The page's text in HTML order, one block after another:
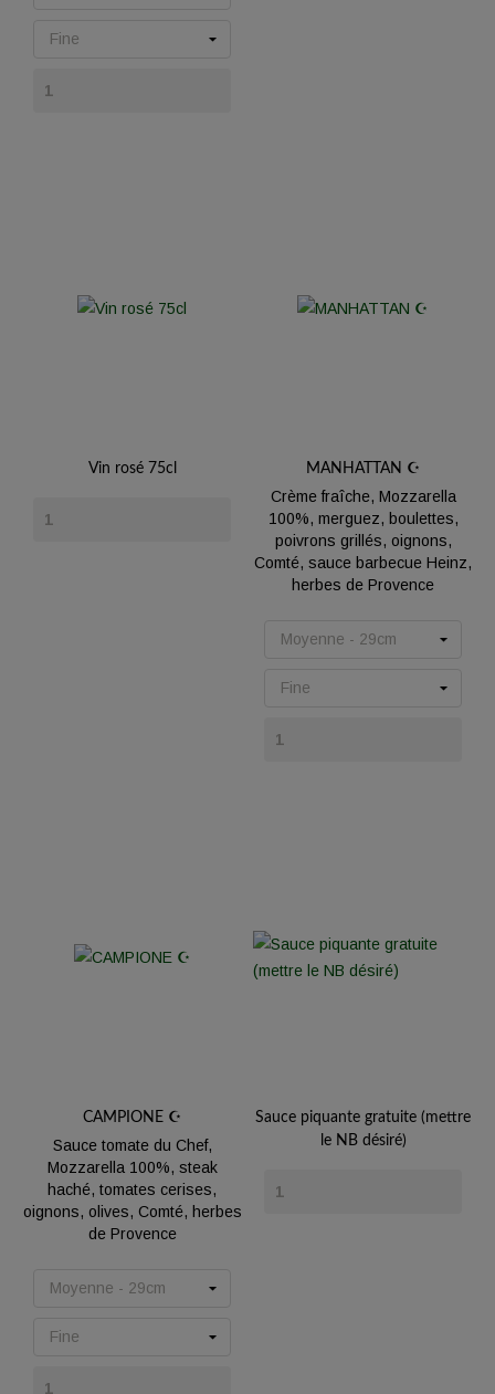
Vin rosé 75cl MANHATTAN ☪️
Crème fraîche, Mozzarella
100%, merguez, boulettes,
poivrons grillés, oignons,
Comté, sauce barbecue Heinz,
herbes de Provence
CAMPIONE ☪️
Sauce tomate du Chef,
Mozzarella 100%, steak
haché, tomates cerises,
oignons, olives, Comté, herbes
de Provence
Sauce piquante gratuite (mettre
le NB désiré)